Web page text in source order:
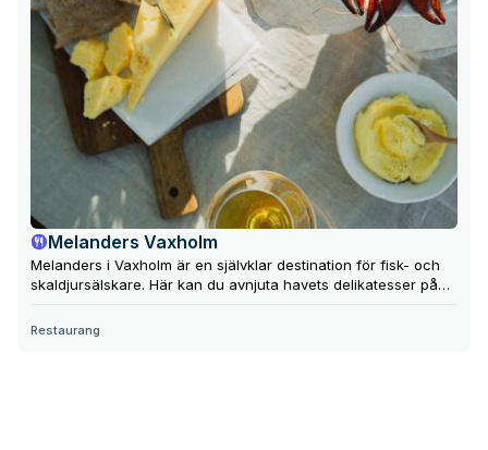
Melanders Vaxholm
Melanders i Vaxholm är en självklar destination för fisk- och
skaldjursälskare. Här kan du avnjuta havets delikatesser på
dig färska råvaror hem. Den maritima atmosfären förstärks av
Restaurang